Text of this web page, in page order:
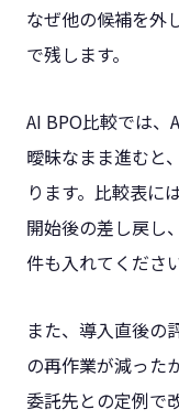
なぜ他の候補を外
で残します。
AI BPO比較では、
曖昧なまま進むと
ります。比較表に
開始後の差し戻し
件も入れてくださ
また、導入直後の
の再作業が減った
委託先との定例で